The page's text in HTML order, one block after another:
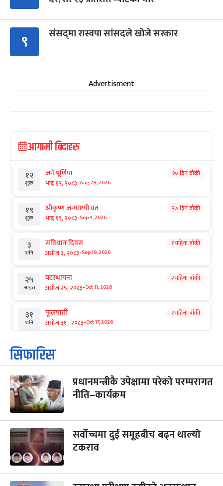
९ संसद्‍मा रास्वपा सांसदले खोजे सरकार
Advertisment
आगामी बिदाहरु
१२
शुक्र
जनै पूर्णिमा
भाद्र १२, २०८३-Aug 28, 2026
२० दिन बाँकी
१९
शुक्र
श्रीकृष्ण जन्माष्टमी व्रत
भाद्र १९, २०८३-Sep 4, 2026
२७ दिन बाँकी
३
शनि
संविधान दिवस
असोज ३, २०८३-Sep 19, 2026
१ महिना बाँकी
२५
आइत
घटस्थापना
असोज २५, २०८३-Oct 11, 2026
२ महिना बाँकी
३१
शनि
फूलपाती
असोज ३१ , २०८३-Oct 17, 2026
२ महिना बाँकी
१
आइत
कार्तिक सङ्क्रान्ति
कार्तिक १, २०८३
३
मंगल
महानवमी
कार्तिक ३, २०८३-Oct 20, 2026
२ महिना बाँकी
४
बुध कार्तिक ४, २०८३ -Oct 21, 2026
५
बिहि
पापा‌ङ्कुशा एकादशी व्रत
कार्तिक ५, २०८३
सिफारिस
प्रधानमन्त्रीकै उपेक्षामा परेको परम्परागत
नीति–कार्यक्रम
सर्वोच्चमा दुई समूहबीच बढ्न थाल्यो
टकराव